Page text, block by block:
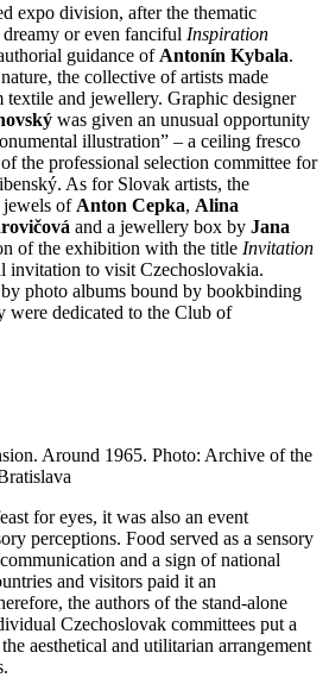
expo division, after the thematic
dreamy or even fanciful Inspiration
guidance of Antonín Kybala.
the collective of artists made
textile and jewellery. Graphic designer
was given an unusual opportunity
illustration” – a ceiling fresco
the professional selection committee for
As for Slovak artists, the
jewels of Anton Cepka, Alina
and a jewellery box by Jana
of the exhibition with the title Invitation
invitation to visit Czechoslovakia.
photo albums bound by bookbinding
were dedicated to the Club of
Around 1965. Photo: Archive of the
for eyes, it was also an event
perceptions. Food served as a sensory
and a sign of national
and visitors paid it an
the authors of the stand-alone
Czechoslovak committees put a
aesthetical and utilitarian arrangement